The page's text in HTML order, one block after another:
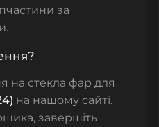
за
на стекла фар для
на нашому сайті.
завершіть